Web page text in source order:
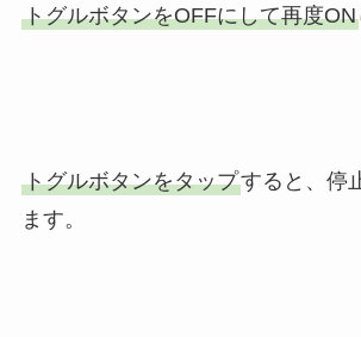
トグルボタンをOFFにして再度ON
トグルボタンをタップすると、停
ます。